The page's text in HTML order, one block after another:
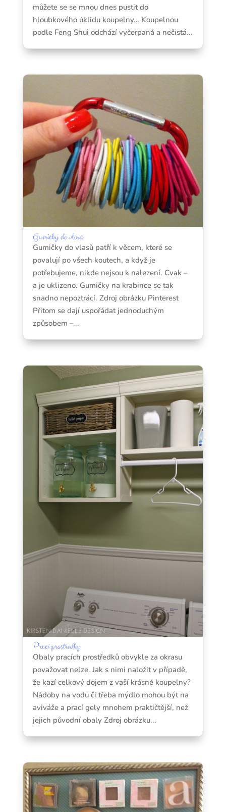
můžete se se mnou dnes pustit do
hloubkového úklidu koupelny… Koupelnou
podle Feng Shui odchází vyčerpaná a nečistá...
Gumičky do vlasů
Gumičky do vlasů patří k věcem, které se
povalují po všech koutech, a když je
potřebujeme, nikde nejsou k nalezení. Cvak –
a je uklizeno. Gumičky na krabince se tak
snadno nepoztrácí. Zdroj obrázku Pinterest
Přitom se dají uspořádat jednoduchým
způsobem –...
Prací prostředky
Obaly pracích prostředků obvykle za okrasu
považovat nelze. Jak s nimi naložit v případě,
že kazí celkový dojem z vaší krásné koupelny?
Nádoby na vodu či třeba mýdlo mohou být na
aviváže a prací gely mnohem praktičtější, než
jejich původní obaly Zdroj obrázku...